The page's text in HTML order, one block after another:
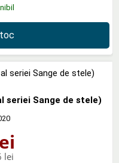
seriei Sange de stele)
lei